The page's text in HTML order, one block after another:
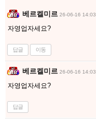
베르켈미르 26-06-16 14:03
자영업자세요?
답글 이동
베르켈미르 26-06-16 14:03
자영업자세요?
답글